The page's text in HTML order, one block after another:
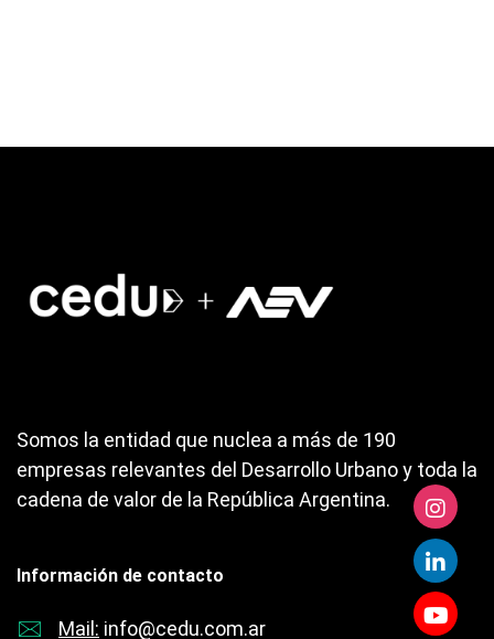
Somos la entidad que nuclea a más de 190
empresas relevantes del Desarrollo Urbano y toda la
cadena de valor de la República Argentina.
Información de contacto
Mail: info@cedu.com.ar